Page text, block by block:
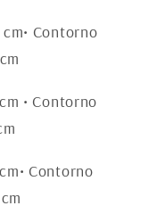
Contorno
• Contorno
Contorno